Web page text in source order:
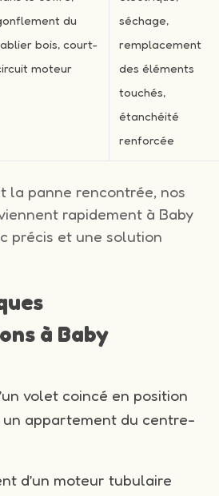
du
bois, court-
moteur
séchage,
remplacement
des éléments
touchés,
étanchéité
renforcée
la panne rencontrée, nos
rapidement à Baby
précis et une solution
à Baby
volet coincé en position
appartement du centre-
d’un moteur tubulaire